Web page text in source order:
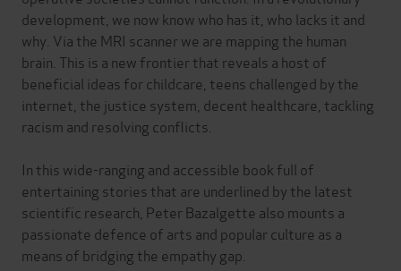
development, we now know who has it, who lacks it and
why. Via the MRI scanner we are mapping the human
brain. This is a new frontier that reveals a host of
beneficial ideas for childcare, teens challenged by the
internet, the justice system, decent healthcare, tackling
racism and resolving conflicts.
In this wide-ranging and accessible book full of
entertaining stories that are underlined by the latest
scientific research, Peter Bazalgette also mounts a
passionate defence of arts and popular culture as a
means of bridging the empathy gap.